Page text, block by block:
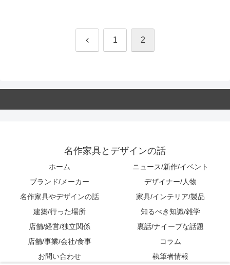
前 1 2
名作家具とデザインの話
ホーム
ニュース/新作/イベント
ブランド/メーカー
デザイナー/人物
名作家具やデザインの話
家具/インテリア/製品
建築/行った場所
知るべき知識/雑学
店舗/経営/独立関係
裏話/ナイーブな話題
店舗/事業/会社/食事
コラム
お問い合わせ
執筆者情報